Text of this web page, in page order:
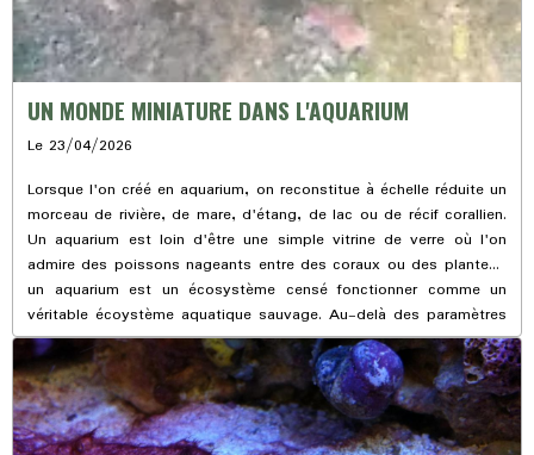
UN MONDE MINIATURE DANS L'AQUARIUM
Le 23/04/2026
Lorsque l'on créé en aquarium, on reconstitue à échelle réduite un
morceau de rivière, de mare, d'étang, de lac ou de récif corallien.
Un aquarium est loin d'être une simple vitrine de verre où l'on
admire des poissons nageants entre des coraux ou des plantes ;
un aquarium est un écosystème censé fonctionner comme un
véritable écoystème aquatique sauvage. Au-delà des paramètres
physiques du bac, comme l'éclairage, la dynamique de filtration,
le chauffage et les pompes, qui sont régis par des appareils
manufacturés, il y a tout un univers biologique naturel, totalement
autonome dans son fonctionnement, un monde mystérieux et
fascinant.